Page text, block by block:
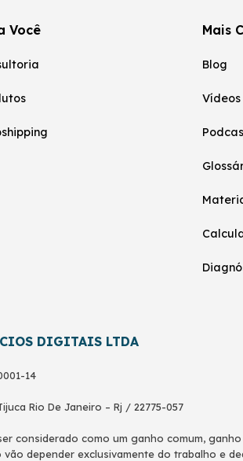
Você Mais
Blog
Vídeos
DIGITAIS LTDA
14
Rio De Janeiro – Rj / 22775-057
considerado como um ganho comum,
depender exclusivamente do trabalho e